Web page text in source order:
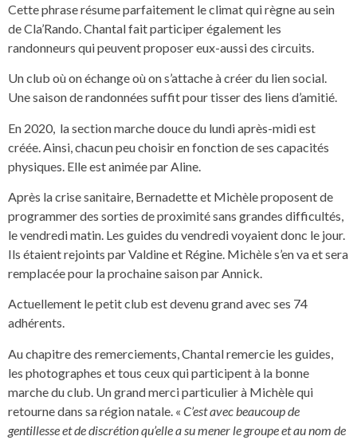
Cette phrase résume parfaitement le climat qui règne au sein
de Cla’Rando. Chantal fait participer également les
randonneurs qui peuvent proposer eux-aussi des circuits.
Un club où on échange où on s’attache à créer du lien social.
Une saison de randonnées suffit pour tisser des liens d’amitié.
En 2020, la section marche douce du lundi après-midi est
créée. Ainsi, chacun peu choisir en fonction de ses capacités
physiques. Elle est animée par Aline.
Après la crise sanitaire, Bernadette et Michèle proposent de
programmer des sorties de proximité sans grandes difficultés,
le vendredi matin. Les guides du vendredi voyaient donc le jour.
Ils étaient rejoints par Valdine et Régine. Michèle s’en va et sera
remplacée pour la prochaine saison par Annick.
Actuellement le petit club est devenu grand avec ses 74
adhérents.
Au chapitre des remerciements, Chantal remercie les guides,
les photographes et tous ceux qui participent à la bonne
marche du club. Un grand merci particulier à Michèle qui
retourne dans sa région natale. « C’est avec beaucoup de
gentillesse et de discrétion qu’elle a su mener le groupe et au nom de